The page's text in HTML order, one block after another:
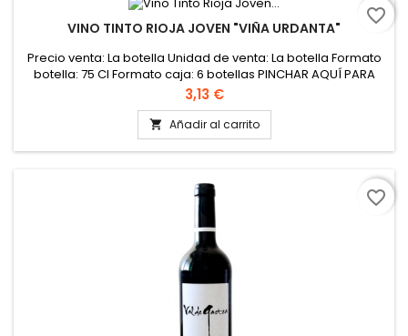
VINO TINTO RIOJA JOVEN "VIÑA URDANTA"
Precio venta: La botella Unidad de venta: La botella Formato
botella: 75 Cl Formato caja: 6 botellas PINCHAR AQUÍ PARA
VER FICHA TÉCNICA
Precio
3,13 €
 Añadir al carrito
favorite_border
favorite_border